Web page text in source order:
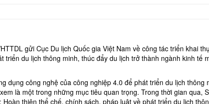
gửi Cục Du lịch Quốc gia Việt Nam về công tác triển khai
du lịch thông minh, thúc đẩy du lịch trở thành ngành kinh tế
dụng công nghệ của công nghiệp 4.0 để phát triển du lịch thông
là một trong những mục tiêu quan trọng. Trong thời gian qua,
thiện thể chế, chính sách, pháp luật về phát triển du lịch